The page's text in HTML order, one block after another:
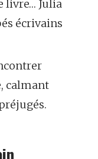
livre… Julia
écrivains
calmant